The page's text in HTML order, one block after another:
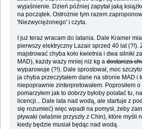
wyjaśnienie. Dzień później zapytał jaką
na początek. Ostrożnie tym razem
'Niezwyciężonego' i czyta.
I już teraz wracam do latania. Dale Kramer
pierwszy elektryczny Lazair sprzed 40 lat (?!).
majstrować chyba koło kwietnia i dwa silniki
MAD), każdy waży mniej niż kg a dostarcza
wyparowuje (?!). Dale sprostował, moc
ja chyba przeczytałem dane na stronie MAD i
niepoprawnie zinterpretowałem. Poprosiłem
pomarzyłem jak to dobrzy byłoby polatać tu,
licencji... Dale lata nad wodą, ale startuje z
się rozumieć) więc wpadł na pomysł, żeby
pływaki (właśnie przyszły z Chin), które myśli
kiedy będzie musiał będąc nad wodą.